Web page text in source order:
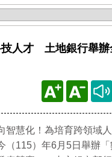
人才 土地銀行舉辦
慧化！為培育跨領域人
（115）年6月5日舉辦「